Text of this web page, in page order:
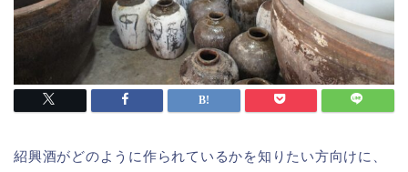
紹興酒がどのように作られているかを知りたい方向けに、